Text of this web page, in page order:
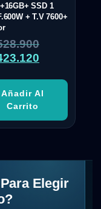
SSD 1
+ T.V 7600+
Añadir Al
Carrito
Elegir